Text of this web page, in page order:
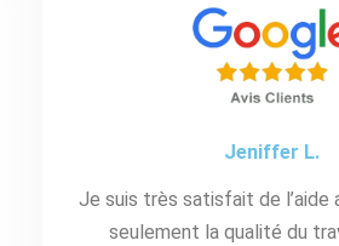
Jeniffer L.
Je suis très satisfait de l’aide
seulement la qualité du